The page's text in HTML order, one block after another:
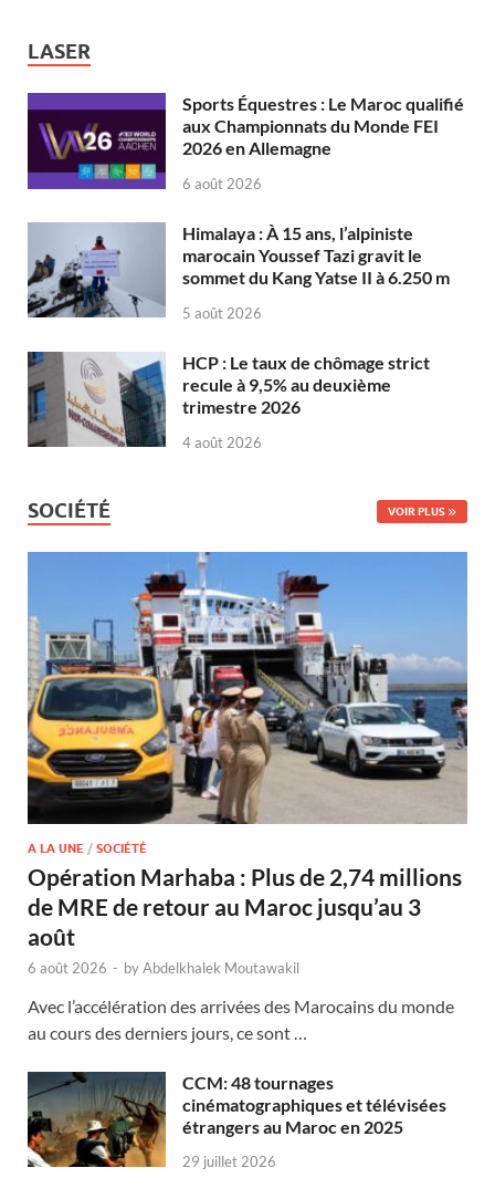
LASER
Sports Équestres : Le Maroc qualifié
aux Championnats du Monde FEI
2026 en Allemagne
6 août 2026
Himalaya : À 15 ans, l’alpiniste
marocain Youssef Tazi gravit le
sommet du Kang Yatse II à 6.250 m
5 août 2026
HCP : Le taux de chômage strict
recule à 9,5% au deuxième
trimestre 2026
4 août 2026
SOCIÉTÉ VOIR PLUS
A LA UNE / SOCIÉTÉ
Opération Marhaba : Plus de 2,74 millions
de MRE de retour au Maroc jusqu’au 3
août
6 août 2026 - byAbdelkhalek Moutawakil
Avec l’accélération des arrivées des Marocains du monde
au cours des derniers jours, ce sont …
CCM: 48 tournages
cinématographiques et télévisées
étrangers au Maroc en 2025
29 juillet 2026